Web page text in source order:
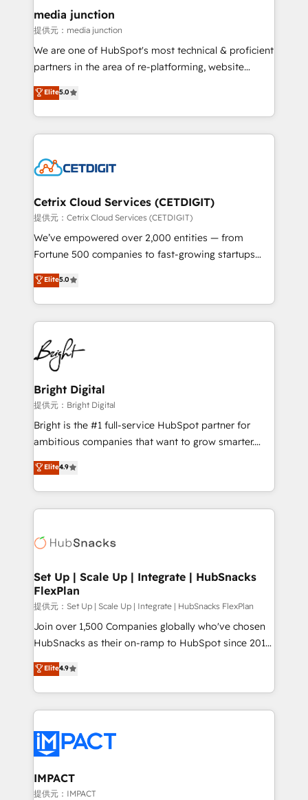
Mexico, USA, and Portugal—we've executed over a
hundred successful operations. Our approach,
rooted in RevOps principles, integrates analysis,
training, planning, and qualification. Leveraging
inbound marketing tactics, we focus on
understanding, nurturing, and converting leads.
competitive market.
media junction
提供元：media junction
We are one of HubSpot's most technical & proficient
partners in the area of re-platforming, website
design & development. We specialize in multi-hub
implementations for mid-market & enterprise
companies. We are woman-owned, powered by
coffee, and we ❤️ dogs. We produce award-winning
Impact Award 🏆2022 Technical Expertise Impact
Award 🏆2020 Elite Solutions Partner 🏆2019
Integrations HubSpot Impact Award 🏆2019
Marketing Enablement HubSpot Impact Award 🏆
2018 Website Design HubSpot Impact Award 🏆2017
Growth-Driven Design Agency of the Year 🏆2016
Sales Enablement HubSpot Impact Award 🏆2015
HubSpot COS Performance Award 🏆2014 HubSpot
COS Design Award 🏆2013 HubSpot Marketplace
Partner 📆Founded in 1997
Elite5.0
Cetrix Cloud Services (CETDIGIT)
提供元：Cetrix Cloud Services (CETDIGIT)
We’ve empowered over 2,000 entities — from
Fortune 500 companies to fast-growing startups
and nonprofits — to streamline operations, scale
revenue, and unlock the full potential of HubSpot.
With deep technical and industry expertise, we fuse
automation, integration, and AI innovation to deliver
lasting impact. We specialize in: • Turnkey and end-
to-end HubSpot implementations • Onboarding for
Sales, Service, Marketing & Content Hubs • AI voice
and chat agents, predictive automation, and smart
workflows • Salesforce + HubSpot integration •
RevOps and AI-driven sales enablement • Website
design and CMS development • ERP integration: SAP,
and CRM migration from any platform •
Client/member portals built on HubSpot • Custom
WooCommerce, BuilderTrend, and more Experience
the difference — reach out to see how AI + HubSpot
Elite5.0
Bright Digital
提供元：Bright Digital
Bright is the #1 full-service HubSpot partner for
ambitious companies that want to grow smarter.
From HubSpot onboarding, to training, from
developing a new website to lead generation and
digital marketing; we do it all (and with great
results)! In short, our services include: - HubSpot
HubSpot development: websites, custom modules,
marketing, advertising, campaigns, content and
design We connect people, data and technology to
improve customer experiences. With our bright
people, exciting ideas and can-do mentality, we
ensure revenue growth on a daily basis. So tell us
team of 100+ experts is ready for you! Driving digital
growth | www.brightdigital.com
Elite4.9
Set Up | Scale Up | Integrate | HubSnacks
FlexPlan
提供元：Set Up | Scale Up | Integrate | HubSnacks FlexPlan
Join over 1,500 Companies globally who've chosen
HubSnacks as their on-ramp to HubSpot since 2014
Simple pay-as-you-go plans that accelerate value...
1️⃣ Set Up | Onboarding New or Check-fixing existing
HubSpot portals 2️⃣ Scale Up | 100% HubSpot Task
Execution... Global 24/7 ... All Experts 3️⃣ Integrate |
Slash months from your API Integration project... ⬅️
Click "Contact Business" ⬅️ to access 150+ Kickstart
Integration templates that put HubSpot in the center
of your tech stack, syncing... 🛍️ Shopify or
Elite4.9
IMPACT
提供元：IMPACT